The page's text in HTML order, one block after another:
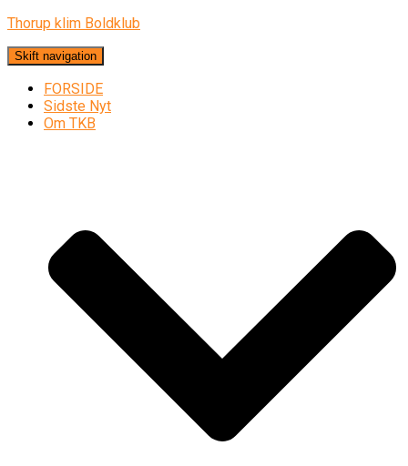
Thorup klim Boldklub
Skift navigation
FORSIDE
Sidste Nyt
Om TKB